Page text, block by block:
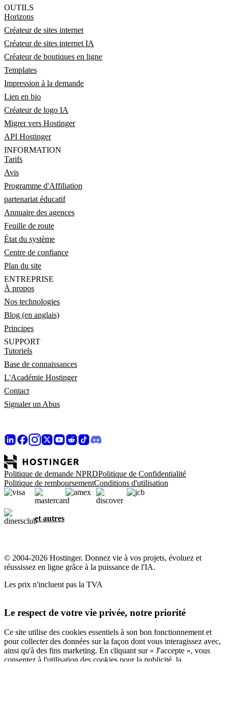
OUTILS
Horizons
Créateur de sites internet
Créateur de sites internet IA
Créateur de boutiques en ligne
Templates
Impression à la demande
Lien en bio
Créateur de logo IA
Migrer vers Hostinger
API Hostinger
INFORMATION
Tarifs
Avis
Programme d'Affiliation
partenariat éducatif
Annuaire des agences
Feuille de route
État du système
Centre de confiance
Plan du site
ENTREPRISE
À propos
Nos technologies
Blog (en anglais)
Principes
SUPPORT
Tutoriels
Base de connaissances
L'Académie Hostinger
Contact
Signaler un Abus
Politique de demande NPRDPolitique de Confidentialité
Politique de remboursementConditions d'utilisation
et autres
© 2004-2026 Hostinger. Donnez vie à vos projets, évoluez et
réussissez en ligne grâce à la puissance de l'IA.
Les prix n'incluent pas la TVA
Le respect de votre vie privée, notre priorité
Ce site utilise des cookies essentiels à son bon fonctionnement et
pour collecter des données sur la façon dont vous interagissez avec,
ainsi qu'à des fins marketing. En cliquant sur « J'accepte », vous
consentez à l'utilisation des cookies pour la publicité, la